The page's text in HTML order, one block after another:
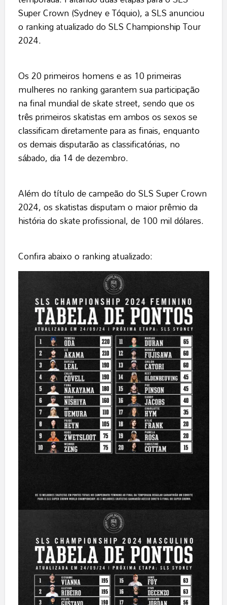
Super Crown (Sydney e Tóquio), a SLS anunciou
o ranking atualizado do SLS Championship Tour
2024.
Os 20 primeiros homens e as 10 primeiras
mulheres no ranking garantem sua participação
na final mundial de skate street, sendo que os
três primeiros skatistas em ambos os sexos se
classificam diretamente para as finais, enquanto
os demais disputarão as classificatórias, no
sábado, dia 14 de dezembro.
Além do título de campeão do SLS Super Crown
2024, os skatistas disputam o maior prêmio da
história do skate profissional, de 100 mil dólares.
Confira abaixo o ranking atualizado: